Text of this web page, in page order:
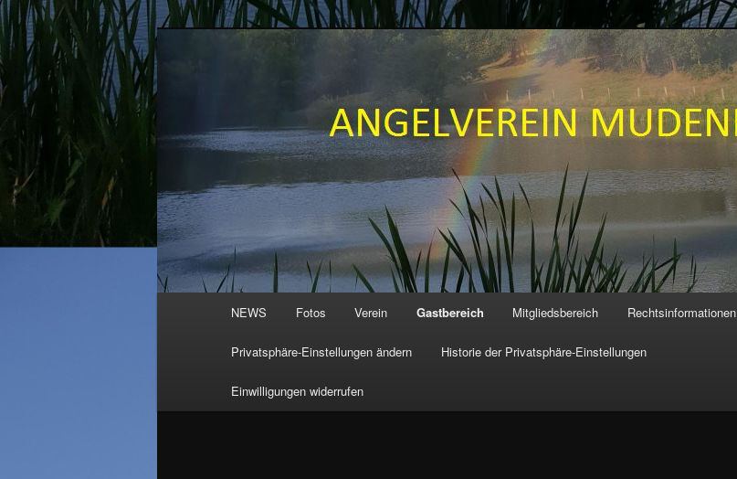
Zum
primären
Inhalt
springen
ANGELVEREIN MUDENBACH e.V.
NEWS Fotos Verein Gastbereich Mitgliedsbereich Rechtsinformationen
Privatsphäre-Einstellungen ändern Historie der Privatsphäre-Einstellungen
Einwilligungen widerrufen